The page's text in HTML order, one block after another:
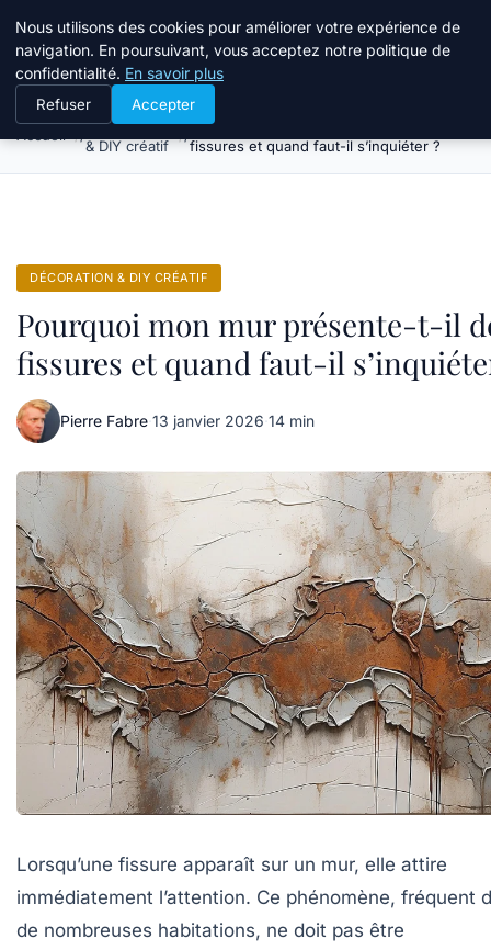
Atelier Designers
Décoration
& DIY créatif
Pourquoi mon mur présente-t-il des
fissures et quand faut-il s’inquiéter ?
DÉCORATION & DIY CRÉATIF
Pourquoi mon mur présente-t-il
fissures et quand faut-il
Pierre Fabre·13 janvier 2026·14 min
Lorsqu’une fissure apparaît sur un mur, elle attire
immédiatement l’attention. Ce phénomène, fréquent
de nombreuses habitations, ne doit pas être
Nous utilisons des cookies pour améliorer votre expérience de
navigation. En poursuivant, vous acceptez notre politique de
confidentialité. En savoir plus
Refuser Accepter